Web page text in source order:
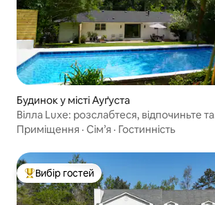
Будинок у місті Ауґуста
Вілла Luxe: розслабтеся, відпочиньте та
насолоджуйтеся!
Приміщення · Сім’я · Гостинність
Топ вибір гостей
Вибір гостей